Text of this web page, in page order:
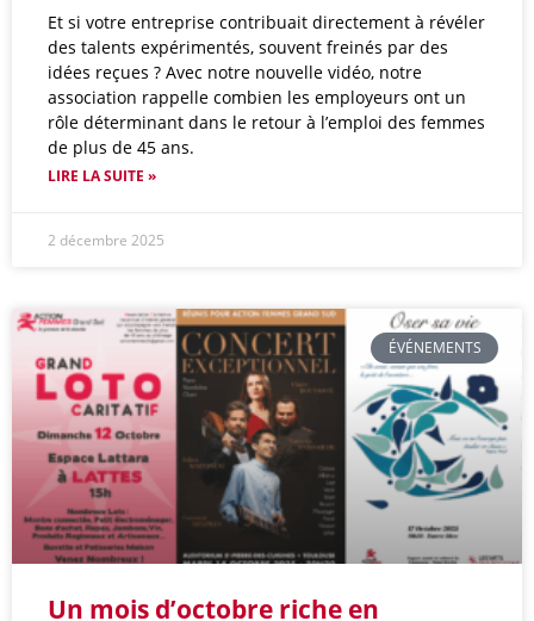
Et si votre entreprise contribuait directement à révéler
des talents expérimentés, souvent freinés par des
idées reçues ? Avec notre nouvelle vidéo, notre
association rappelle combien les employeurs ont un
rôle déterminant dans le retour à l’emploi des femmes
de plus de 45 ans.
LIRE LA SUITE »
2 décembre 2025
ÉVÉNEMENTS
Un mois d’octobre riche en